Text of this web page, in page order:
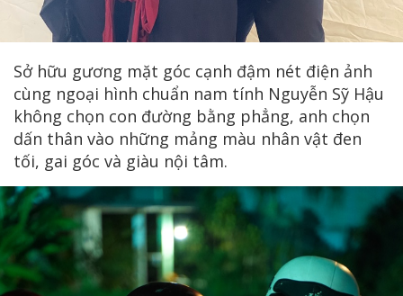
Sở hữu gương mặt góc cạnh đậm nét điện ảnh
cùng ngoại hình chuẩn nam tính Nguyễn Sỹ Hậu
không chọn con đường bằng phẳng, anh chọn
dấn thân vào những mảng màu nhân vật đen
tối, gai góc và giàu nội tâm.